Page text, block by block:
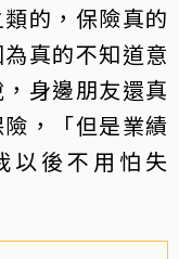
的，保險真的
真的不知道意
身邊朋友還真
，「但是業績
以後不用怕失